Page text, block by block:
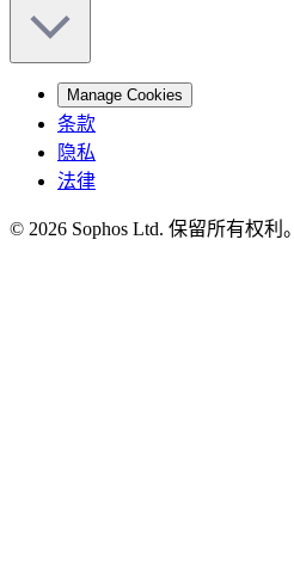
Manage Cookies
条款
隐私
法律
© 2026 Sophos Ltd. 保留所有权利。